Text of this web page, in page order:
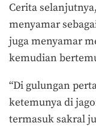
Cerita
menyamar
juga menyamar
kemudian
“Di gulungan
ketemunya di
termasuk sakral